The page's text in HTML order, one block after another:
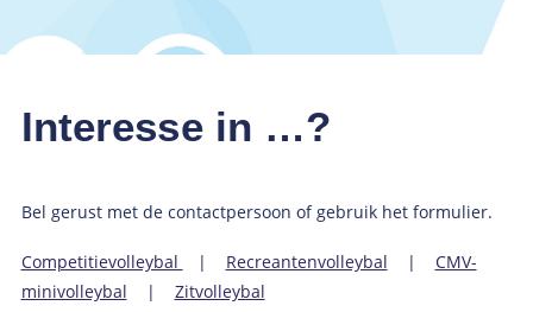
Interesse in …?
Bel gerust met de contactpersoon of gebruik het formulier.
Competitievolleybal | Recreantenvolleybal | CMV-
minivolleybal | Zitvolleybal